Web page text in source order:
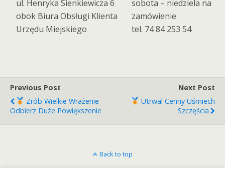
ul. Henryka Sienkiewicza 6
obok Biura Obsługi Klienta
Urzędu Miejskiego
sobota – niedziela na
zamówienie
tel. 74 84 253 54
Previous Post
Zrób Wielkie Wrażenie
Odbierz Duże Powiększenie
Next Post
Utrwal Cenny Uśmiech
Szczęścia
Back to top